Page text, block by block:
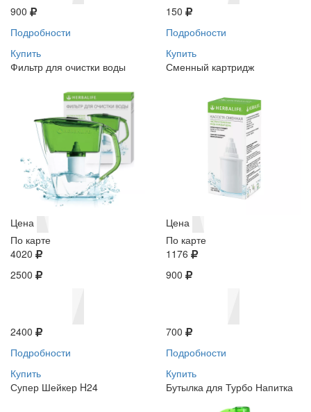
900
Подробности
Купить
150
Подробности
Купить
Фильтр для очистки воды
Цена
По карте
4020
2500
2400
Подробности
Купить
Сменный картридж
Цена
По карте
1176
900
700
Подробности
Купить
Супер Шейкер H24
Бутылка для Турбо Напитка